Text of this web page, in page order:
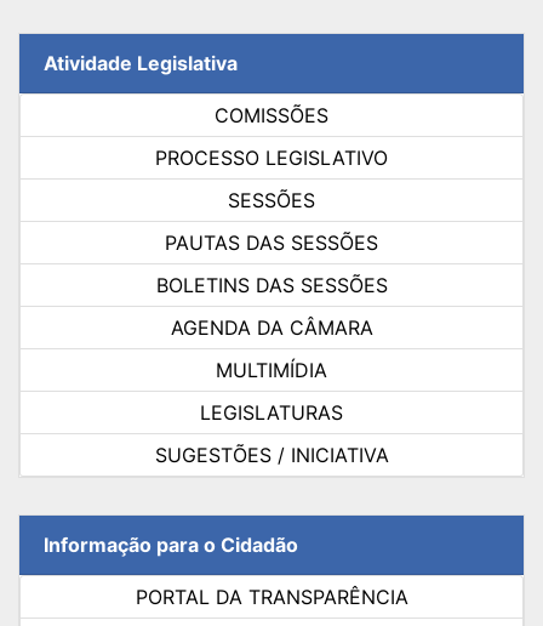
Atividade Legislativa
COMISSÕES
PROCESSO LEGISLATIVO
SESSÕES
PAUTAS DAS SESSÕES
BOLETINS DAS SESSÕES
AGENDA DA CÂMARA
MULTIMÍDIA
LEGISLATURAS
SUGESTÕES / INICIATIVA
Informação para o Cidadão
PORTAL DA TRANSPARÊNCIA